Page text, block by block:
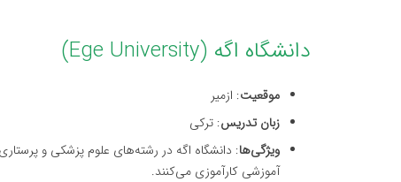
دانشگاه اگه (Ege University)
موقعیت: ازمیر
زبان تدریس: ترکی
ویژگی‌ها: دانشگاه اگه در رشته‌های علوم پزشکی و
آموزشی کارآموزی می‌کنند.